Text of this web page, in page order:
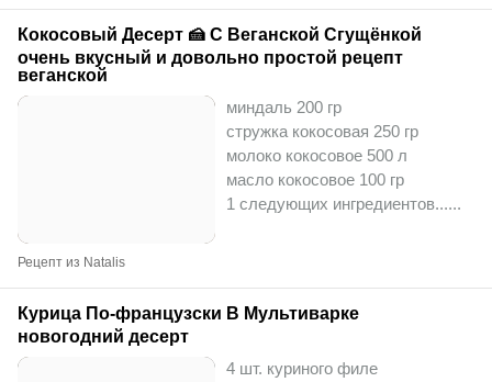
Кокосовый Десерт 🍰 С Веганской Сгущёнкой
очень вкусный и довольно простой рецепт
веганской
миндаль 200 гр
стружка кокосовая 250 гр
молоко кокосовое 500 л
масло кокосовое 100 гр
1 следующих ингредиентов......
Рецепт из Natalis
Курица По-французски В Мультиварке
новогодний десерт
4 шт. куриного филе